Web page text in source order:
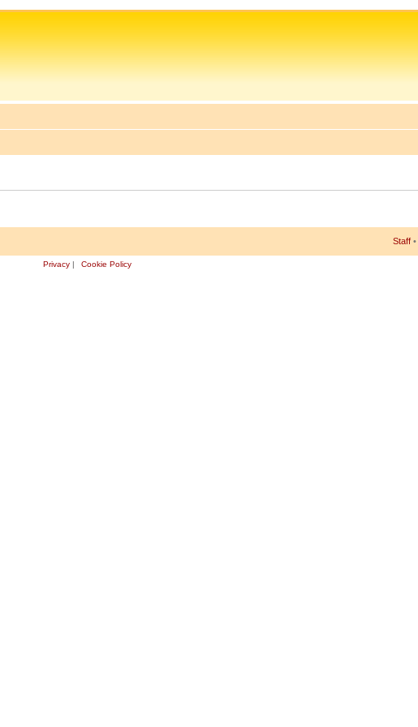
Staff •
Privacy | Cookie Policy